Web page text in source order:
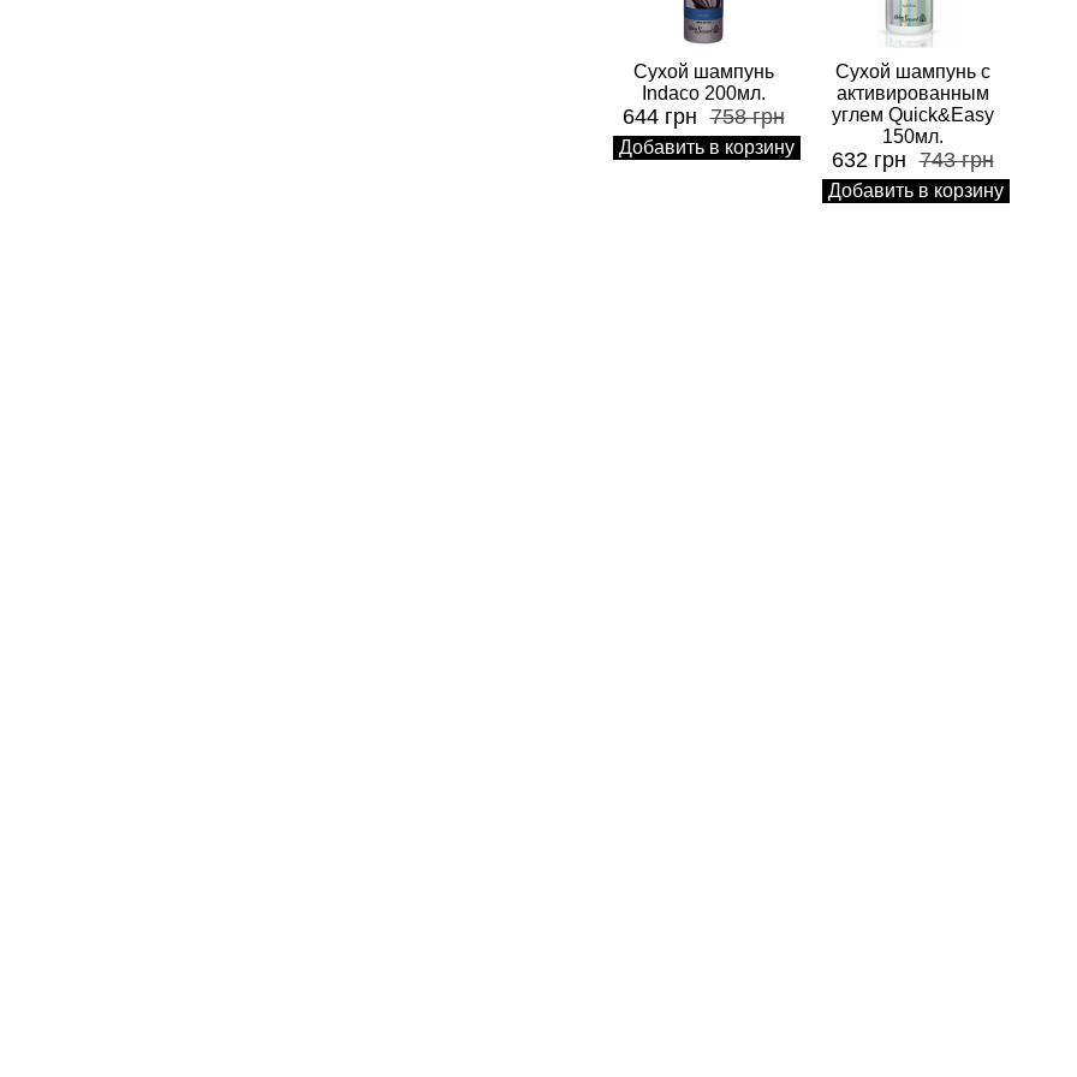
Сухой шампунь
Indaco 200мл.
644 грн 758 грн
Добавить в корзину
Сухой шампунь с
активированным
углем Quick&Easy
150мл.
632 грн 743 грн
Добавить в корзину